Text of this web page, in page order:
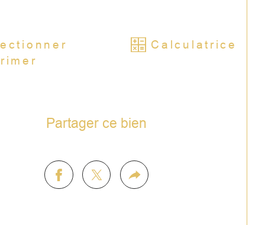
privatif
au 1er étage d'une résidence
livrée en 2023, cet appartement
Calculatrice
Partager ce bien